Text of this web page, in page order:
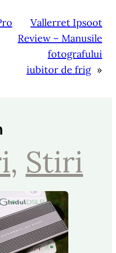
Vallerret Ipsoot
Review – Manusile
fotografului
iubitor de frig »
, Stiri